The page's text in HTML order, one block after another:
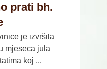
prati bh.
je izvršila
mjeseca jula
koj ...